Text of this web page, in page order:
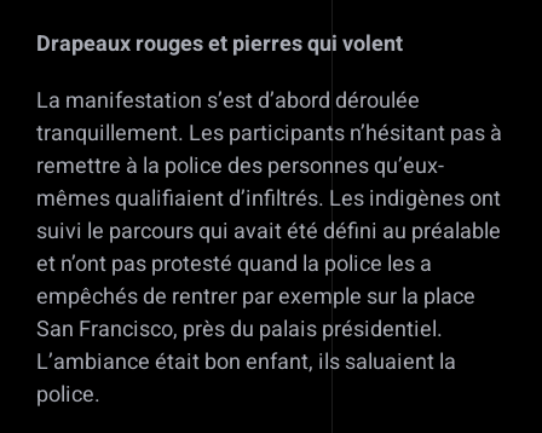
Drapeaux rouges et pierres qui volent
La manifestation s’est d’abord déroulée
tranquillement. Les participants n’hésitant pas à
remettre à la police des personnes qu’eux-
mêmes qualifiaient d’infiltrés. Les indigènes ont
suivi le parcours qui avait été défini au préalable
et n’ont pas protesté quand la police les a
empêchés de rentrer par exemple sur la place
San Francisco, près du palais présidentiel.
L’ambiance était bon enfant, ils saluaient la
police.